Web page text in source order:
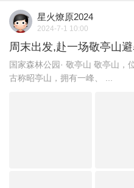
星火燎原2024
2024-7-1 10:00
周末出发,赴一场敬亭山
国家森林公园· 敬亭山 敬亭山，
古称昭亭山，拥有一峰、 ...